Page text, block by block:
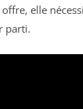
offre, elle
parti.